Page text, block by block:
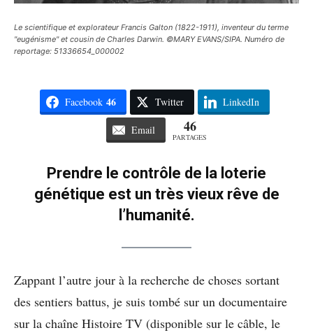
Le scientifique et explorateur Francis Galton (1822-1911), inventeur du terme
"eugénisme" et cousin de Charles Darwin. ©MARY EVANS/SIPA. Numéro de
reportage: 51336654_000002
Facebook 46 Twitter LinkedIn
Email 46
PARTAGES
Prendre le contrôle de la loterie
génétique est un très vieux rêve de
l’humanité.
Zappant l’autre jour à la recherche de choses sortant
des sentiers battus, je suis tombé sur un documentaire
sur la chaîne Histoire TV (disponible sur le câble, le